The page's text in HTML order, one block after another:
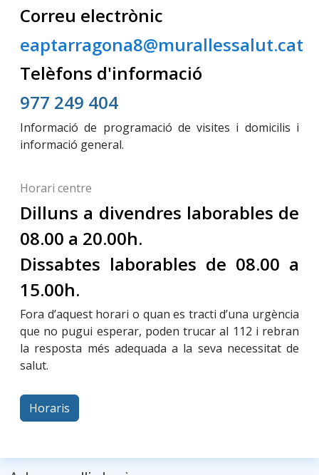
Correu electrònic
eaptarragona8@murallessalut.cat
Telèfons d'informació
977 249 404
Informació de programació de visites i domicilis i
informació general.
Horari centre
Dilluns a divendres laborables de
08.00 a 20.00h.
Dissabtes laborables de 08.00 a
15.00h.
Fora d’aquest horari o quan es tracti d’una urgència
que no pugui esperar, poden trucar al 112 i rebran
la resposta més adequada a la seva necessitat de
salut.
Horaris